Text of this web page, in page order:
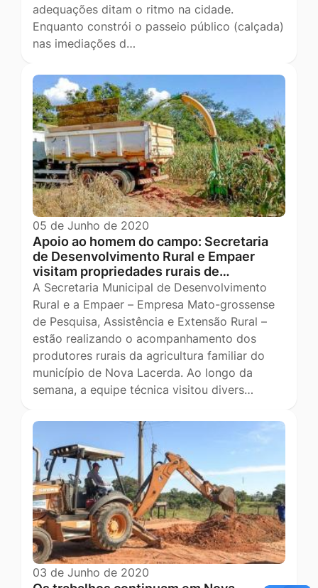
adequações ditam o ritmo na cidade.
Enquanto constrói o passeio público (calçada)
nas imediações d…
05 de Junho de 2020
Apoio ao homem do campo: Secretaria
de Desenvolvimento Rural e Empaer
visitam propriedades rurais de…
A Secretaria Municipal de Desenvolvimento
Rural e a Empaer – Empresa Mato-grossense
de Pesquisa, Assistência e Extensão Rural –
estão realizando o acompanhamento dos
produtores rurais da agricultura familiar do
município de Nova Lacerda. Ao longo da
semana, a equipe técnica visitou divers…
03 de Junho de 2020